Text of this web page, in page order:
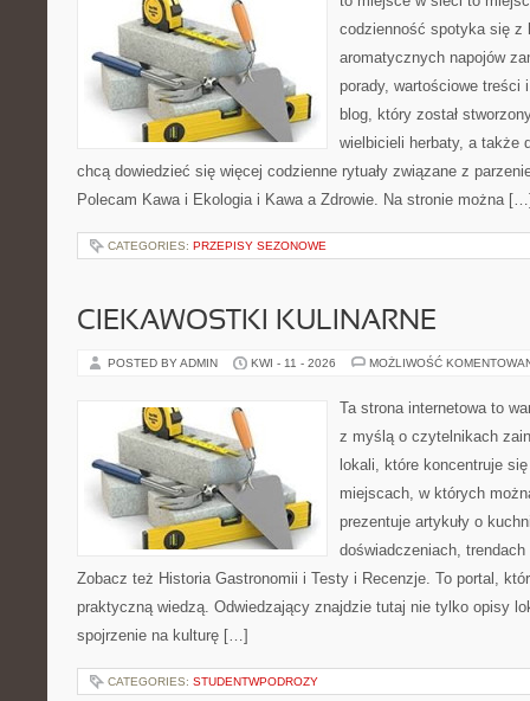
codzienność spotyka się z
aromatycznych napojów
porady, wartościowe treści
blog, który został
wielbicieli herbaty, a także
chcą dowiedzieć się więcej codzienne rytuały związane z
Polecam Kawa i Ekologia i Kawa a Zdrowie. Na stronie można
CATEGORIES: PRZEPISY SEZONOWE
CIEKAWOSTKI KULINARNE
POSTED BY ADMIN KWI - 11 - 2026 MOŻLIWOŚĆ
Ta strona internetowa to
z myślą o czytelnikach
lokali, które koncentruje
miejscach, w których
prezentuje artykuły o
doświadczeniach,
Zobacz też Historia Gastronomii i Testy i Recenzje. To portal,
praktyczną wiedzą. Odwiedzający znajdzie tutaj nie tylko opisy
spojrzenie na kulturę […]
CATEGORIES: STUDENTWPODROZY